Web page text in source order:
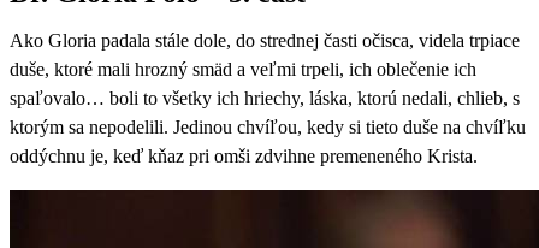
Ako Gloria padala stále dole, do strednej časti očisca, videla trpiace
duše, ktoré mali hrozný smäd a veľmi trpeli, ich oblečenie ich
spaľovalo… boli to všetky ich hriechy, láska, ktorú nedali, chlieb, s
ktorým sa nepodelili. Jedinou chvíľou, kedy si tieto duše na chvíľku
oddýchnu je, keď kňaz pri omši zdvihne premeneného Krista.